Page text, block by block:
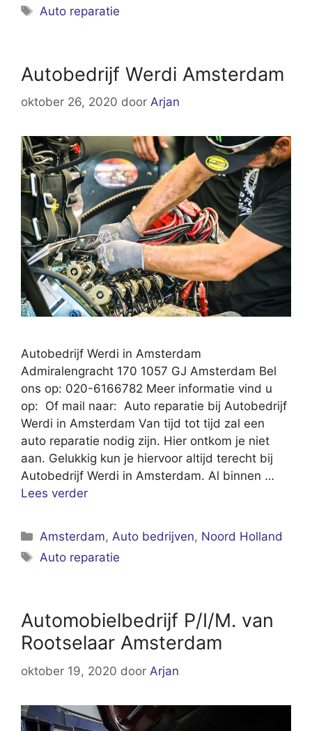
Tags
Auto reparatie
Autobedrijf Werdi Amsterdam
oktober 26, 2020 door Arjan
Autobedrijf Werdi in Amsterdam
Admiralengracht 170 1057 GJ Amsterdam Bel
ons op: 020-6166782 Meer informatie vind u
op: Of mail naar: Auto reparatie bij Autobedrijf
Werdi in Amsterdam Van tijd tot tijd zal een
auto reparatie nodig zijn. Hier ontkom je niet
aan. Gelukkig kun je hiervoor altijd terecht bij
Autobedrijf Werdi in Amsterdam. Al binnen …
Lees verder
Categorieën
Amsterdam,Auto bedrijven, Noord Holland
Tags
Auto reparatie
Automobielbedrijf P/I/M. van
Rootselaar Amsterdam
oktober 19, 2020 door Arjan